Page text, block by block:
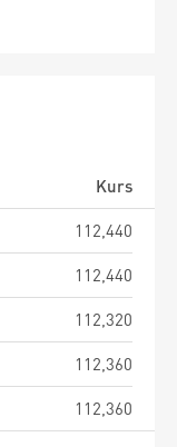
Kurs
112,440
112,440
112,320
112,360
112,360